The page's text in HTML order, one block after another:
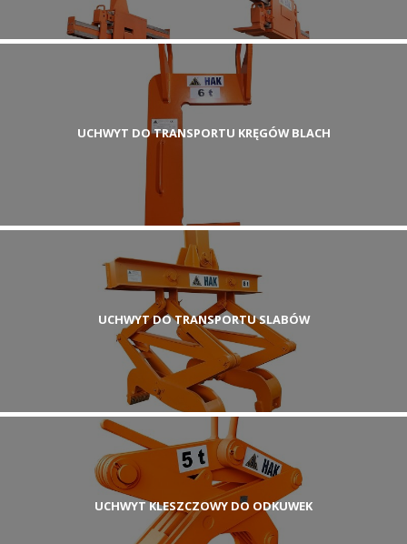
UCHWYT DO TRANSPORTU KRĘGÓW BLACH
UCHWYT DO TRANSPORTU SLABÓW
UCHWYT KLESZCZOWY DO ODKUWEK